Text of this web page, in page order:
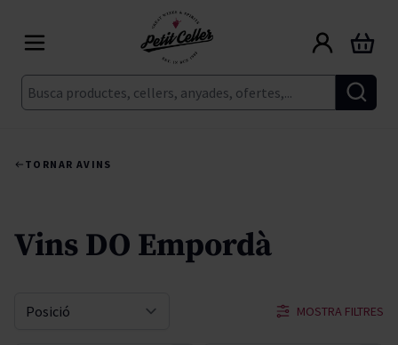
Cerca
Cart
TORNAR AVINS
Vins DO Empordà
MOSTRA FILTRES
Sort By